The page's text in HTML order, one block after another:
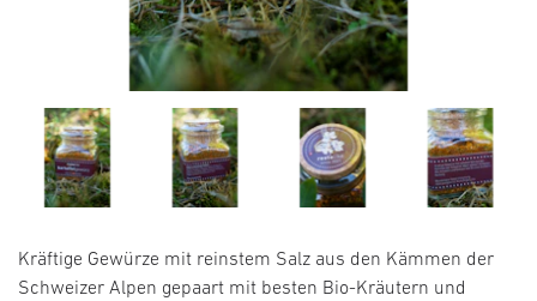
Kräftige Gewürze mit reinstem Salz aus den Kämmen der
Schweizer Alpen gepaart mit besten Bio-Kräutern und